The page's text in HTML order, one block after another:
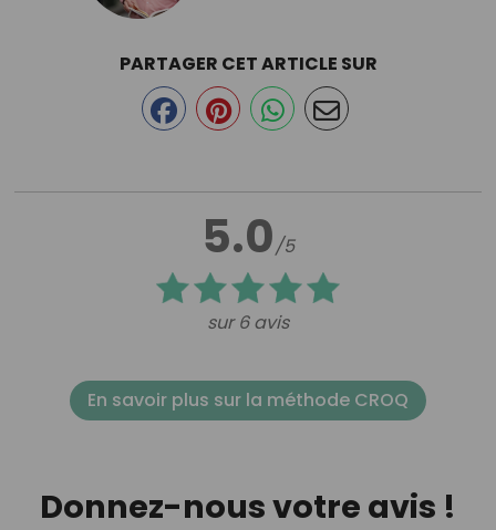
5.0/5
sur 6 avis
PARTAGER CET ARTICLE SUR
En savoir plus sur la méthode CROQ
Donnez-nous votre avis !